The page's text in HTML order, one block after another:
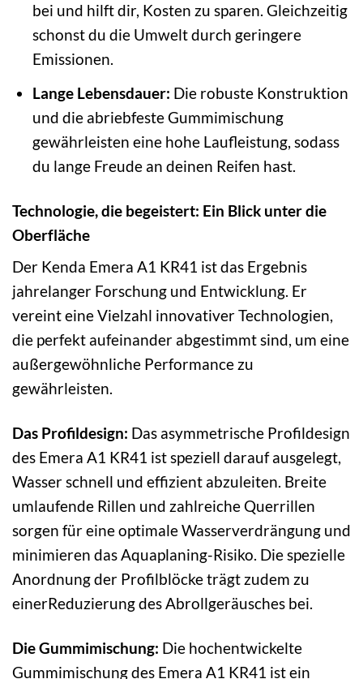
bei und hilft dir, Kosten zu sparen. Gleichzeitig
schonst du die Umwelt durch geringere
Emissionen.
Lange Lebensdauer: Die robuste Konstruktion
und die abriebfeste Gummimischung
gewährleisten eine hohe Laufleistung, sodass
du lange Freude an deinen Reifen hast.
Technologie, die begeistert: Ein Blick unter die
Oberfläche
Der Kenda Emera A1 KR41 ist das Ergebnis
jahrelanger Forschung und Entwicklung. Er
vereint eine Vielzahl innovativer Technologien,
die perfekt aufeinander abgestimmt sind, um eine
außergewöhnliche Performance zu
gewährleisten.
Das Profildesign: Das asymmetrische Profildesign
des Emera A1 KR41 ist speziell darauf ausgelegt,
Wasser schnell und effizient abzuleiten. Breite
umlaufende Rillen und zahlreiche Querrillen
sorgen für eine optimale Wasserverdrängung und
minimieren das Aquaplaning-Risiko. Die spezielle
Anordnung der Profilblöcke trägt zudem zu
einerReduzierung des Abrollgeräusches bei.
Die Gummimischung: Die hochentwickelte
Gummimischung des Emera A1 KR41 ist ein